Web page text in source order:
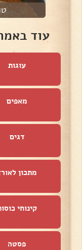
עוד
עוגות
מאפים
דגים
מתכון
קינוחי
פסטה